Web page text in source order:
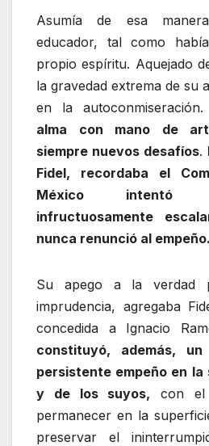
Asumía de esa
educador, tal como
propio espíritu. Aquejado
la gravedad extrema de su
en la autoconmiseración.
alma con mano de
siempre nuevos desafíos.
Fidel, recordaba el
México intentó
infructuosamente
nunca renunció al empeño.
Su apego a la verdad
imprudencia, agregaba
concedida a Ignacio
constituyó, además,
persistente empeño en la
y de los suyos, con el
permanecer en la
preservar el